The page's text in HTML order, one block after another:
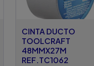
CINTA DUCTO
TOOLCRAFT
48MMX27M
REF.TC1062